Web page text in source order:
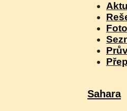
Sahara